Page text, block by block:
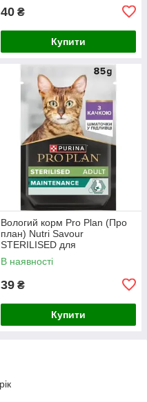
40 ₴
Купити
Вологий корм Pro Plan (Про
план) Nutri Savour
STERILISED для
стерилізованих кішок (качка в
соусі), 85 г
В наявності
39 ₴
Купити